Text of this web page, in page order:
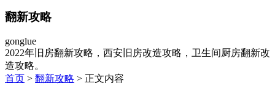
翻新攻略
gonglue
2022年旧房翻新攻略，西安旧房改造攻略，卫生间厨房翻新改
造攻略。
首页 > 翻新攻略 > 正文内容